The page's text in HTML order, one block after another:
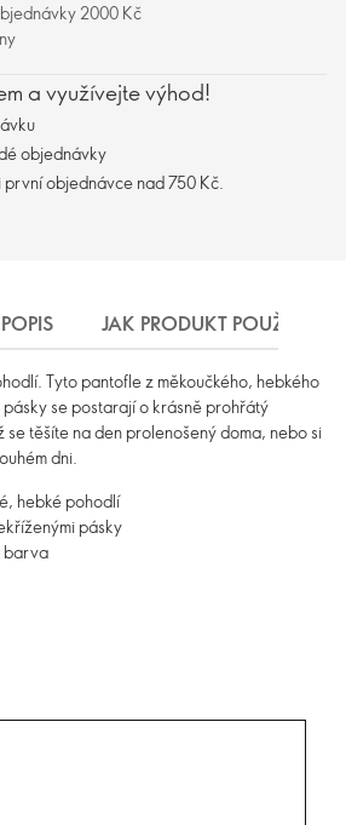
2000 Kč
a využívejte výhod!
objednávky
objednávce nad 750 Kč.
POPIS JAK PRODUKT POUŽÍVAT
Tyto pantofle z měkoučkého, hebkého
se postarají o krásně prohřátý
se těšíte na den prolenošený doma, nebo si
dni.
hebké pohodlí
pásky
barva